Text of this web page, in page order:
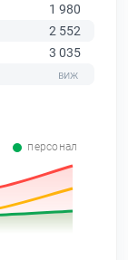
1 980
2 552
3 035
персонал